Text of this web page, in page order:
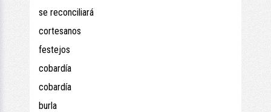
se reconciliará
cortesanos
festejos
cobardía
cobardía
burla